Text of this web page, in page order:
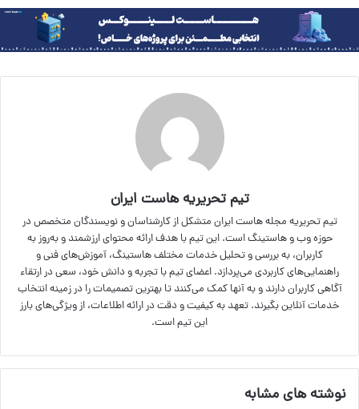
تیم تحریریه هاست ایران
تیم تحریریه مجله هاست ایران متشکل از کارشناسان و نویسندگان متخصص در
حوزه وب و هاستینگ است. این تیم با هدف ارائه محتوای ارزشمند و به‌روز به
کاربران، به بررسی و تحلیل خدمات مختلف هاستینگ، آموزش‌های فنی و
راهنمایی‌های کاربردی می‌پردازد. اعضای تیم با تجربه و دانش خود، سعی در ارتقاء
آگاهی کاربران دارند و به آنها کمک می‌کنند تا بهترین تصمیمات را در زمینه انتخاب
خدمات آنلاین بگیرند. تعهد به کیفیت و دقت در ارائه اطلاعات، از ویژگی‌های بارز
این تیم است.
نوشته های مشابه